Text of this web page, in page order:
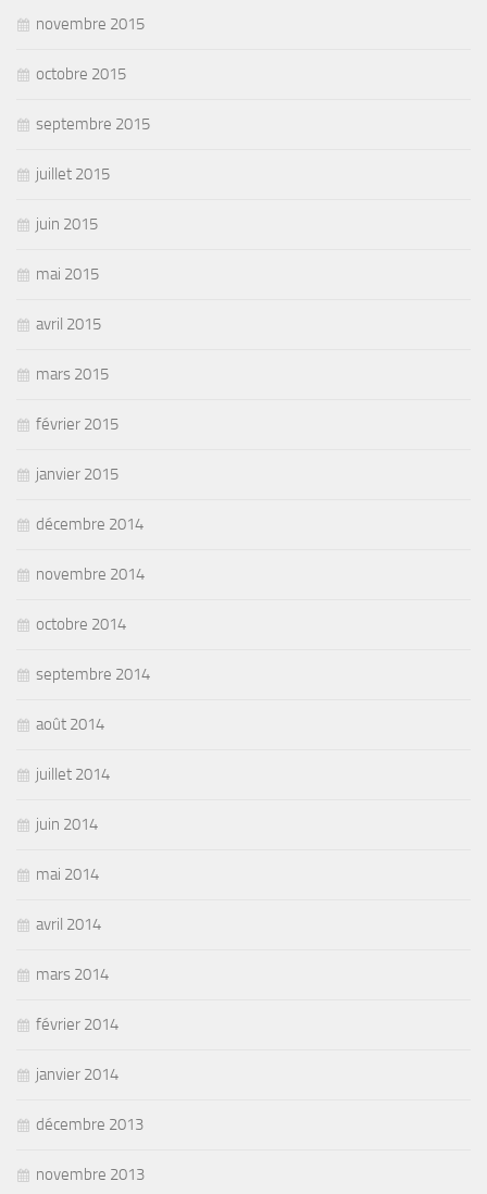
novembre 2015
octobre 2015
septembre 2015
juillet 2015
juin 2015
mai 2015
avril 2015
mars 2015
février 2015
janvier 2015
décembre 2014
novembre 2014
octobre 2014
septembre 2014
août 2014
juillet 2014
juin 2014
mai 2014
avril 2014
mars 2014
février 2014
janvier 2014
décembre 2013
novembre 2013